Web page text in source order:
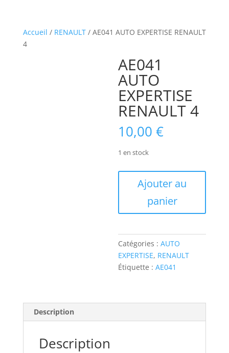
Accueil / RENAULT/ AE041 AUTO EXPERTISE RENAULT
4
AE041
AUTO
EXPERTISE
RENAULT 4
10,00€
1 en stock
AUTO
RENAULT
4
Ajouter au
panier
Catégories :AUTO
EXPERTISE, RENAULT
Étiquette :AE041
Description
Description